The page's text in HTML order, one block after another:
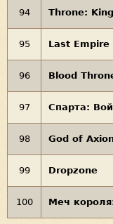
94 Throne:
95 Last Empire
96 Blood
97 Спарта:
98 God of
99 Dropzone
100 Меч